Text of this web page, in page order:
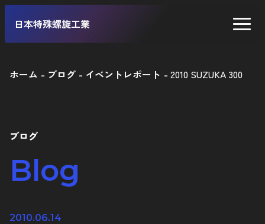
日本特殊螺旋工業
工業製品
ホーム ブログ イベントレポート 2010 SUZUKA 300
ブログ
Blog
2010.06.14